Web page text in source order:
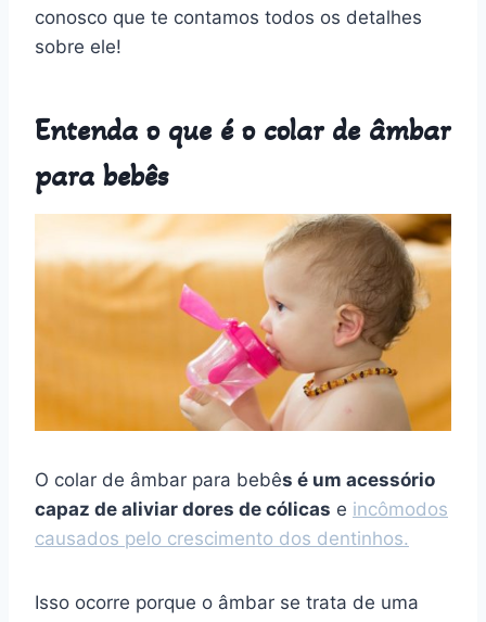
conosco que te contamos todos os detalhes
sobre ele!
Entenda o que é o colar de âmbar
para bebês
O colar de âmbar para bebês é um acessório
capaz de aliviar dores de cólicas e incômodos
causados pelo crescimento dos dentinhos.
Isso ocorre porque o âmbar se trata de uma